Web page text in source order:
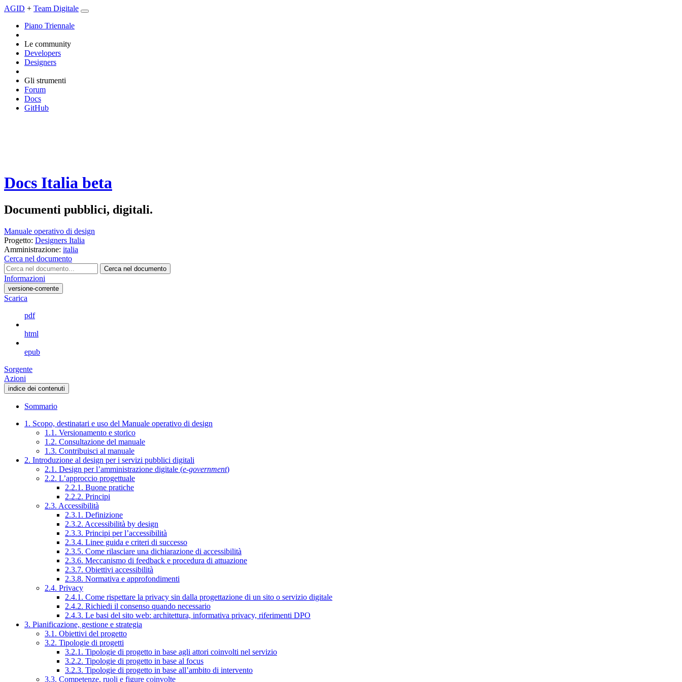
AGID + Team Digitale
Piano Triennale
Le community
Developers
Designers
Gli strumenti
Forum
Docs
GitHub
Docs Italia beta
Documenti pubblici, digitali.
Manuale operativo di design
Progetto: Designers Italia
Amministrazione: italia
Cerca nel documento
Cerca nel documento
Informazioni
versione-corrente
Scarica
pdf
html
epub
Sorgente
Azioni
indice dei contenuti
Sommario
1. Scopo, destinatari e uso del Manuale operativo di design
1.1. Versionamento e storico
1.2. Consultazione del manuale
1.3. Contribuisci al manuale
2. Introduzione al design per i servizi pubblici digitali
2.1. Design per l’amministrazione digitale (e-government)
2.2. L’approccio progettuale
2.2.1. Buone pratiche
2.2.2. Principi
2.3. Accessibilità
2.3.1. Definizione
2.3.2. Accessibilità by design
2.3.3. Principi per l’accessibilità
2.3.4. Linee guida e criteri di successo
2.3.5. Come rilasciare una dichiarazione di accessibilità
2.3.6. Meccanismo di feedback e procedura di attuazione
2.3.7. Obiettivi accessibilità
2.3.8. Normativa e approfondimenti
2.4. Privacy
2.4.1. Come rispettare la privacy sin dalla progettazione di un sito o servizio digitale
2.4.2. Richiedi il consenso quando necessario
2.4.3. Le basi del sito web: architettura, informativa privacy, riferimenti DPO
3. Pianificazione, gestione e strategia
3.1. Obiettivi del progetto
3.2. Tipologie di progetti
3.2.1. Tipologie di progetto in base agli attori coinvolti nel servizio
3.2.2. Tipologie di progetto in base al focus
3.2.3. Tipologie di progetto in base all’ambito di intervento
3.3. Competenze, ruoli e figure coinvolte